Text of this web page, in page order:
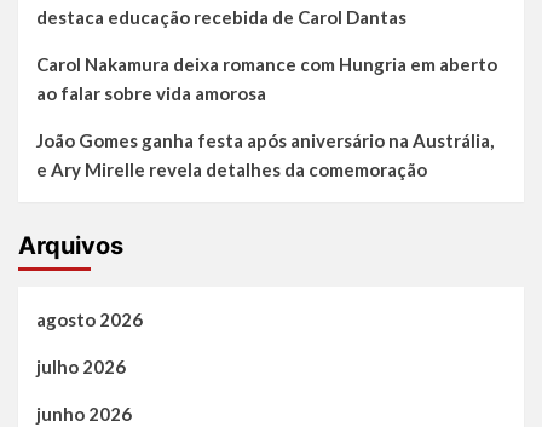
destaca educação recebida de Carol Dantas
Carol Nakamura deixa romance com Hungria em aberto
ao falar sobre vida amorosa
João Gomes ganha festa após aniversário na Austrália,
e Ary Mirelle revela detalhes da comemoração
Arquivos
agosto 2026
julho 2026
junho 2026